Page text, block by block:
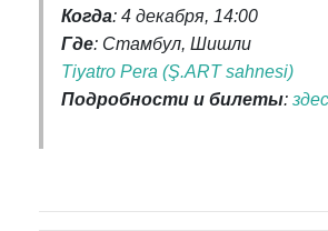
Когда: 4 декабря, 14:00
Где: Стамбул, Шишли
Tiyatro Pera (Ş.ART sahnesi)
Подробности и билеты: